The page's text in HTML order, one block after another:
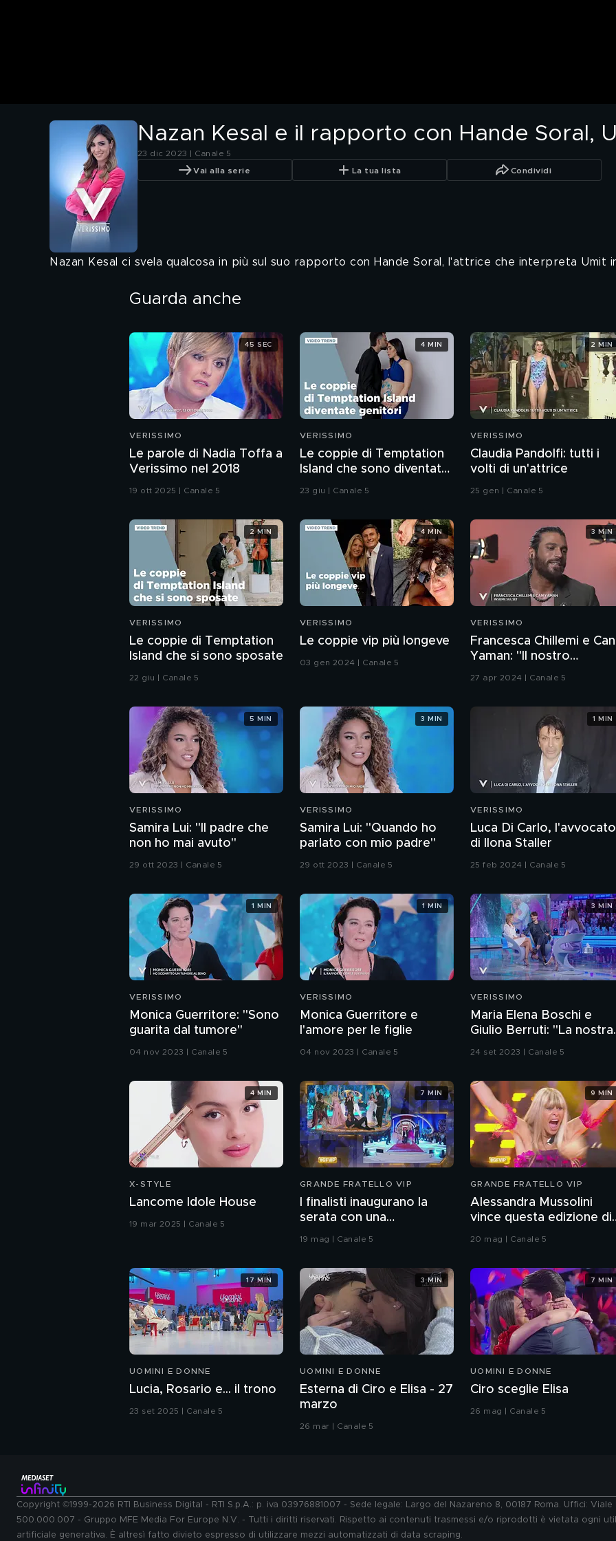
Nazan Kesal e il rapporto con Hande Soral,
23 dic 2023 | Canale 5
Vai alla serie La tua lista Condividi
Nazan Kesal ci svela qualcosa in più sul suo rapporto con Hande Soral, l'attrice che interpreta Umit
Guarda anche
VERISSIMO
Le parole di Nadia Toffa a
Verissimo nel 2018
19 ott 2025 | Canale 5
45 SEC
VERISSIMO
Le coppie di Temptation
Island che sono diventate
genitori
23 giu | Canale 5
4 MIN
VERISSIMO
Claudia Pandolfi: tutti i
volti di un'attrice
25 gen | Canale 5
2 MIN
VERISSIMO
Le coppie di Temptation
Island che si sono sposate
22 giu | Canale 5
2 MIN
VERISSIMO
Le coppie vip più longeve
03 gen 2024 | Canale 5
4 MIN
VERISSIMO
Francesca Chillemi e Can
Yaman: "Il nostro
rapporto sul set"
27 apr 2024 | Canale 5
3 MIN
VERISSIMO
Samira Lui: "Il padre che
non ho mai avuto"
29 ott 2023 | Canale 5
5 MIN
VERISSIMO
Samira Lui: "Quando ho
parlato con mio padre"
29 ott 2023 | Canale 5
3 MIN
VERISSIMO
Luca Di Carlo, l'avvocato
di Ilona Staller
25 feb 2024 | Canale 5
1 MIN
VERISSIMO
Monica Guerritore: "Sono
guarita dal tumore"
04 nov 2023 | Canale 5
1 MIN
VERISSIMO
Monica Guerritore e
l'amore per le figlie
04 nov 2023 | Canale 5
1 MIN
VERISSIMO
Maria Elena Boschi e
Giulio Berruti: "La nostra
storia d'amore"
24 set 2023 | Canale 5
3 MIN
X-STYLE
Lancome Idole House
19 mar 2025 | Canale 5
4 MIN
GRANDE FRATELLO VIP
I finalisti inaugurano la
serata con una
coreografia
19 mag | Canale 5
7 MIN
GRANDE FRATELLO VIP
Alessandra Mussolini
vince questa edizione di
Grande Fratello VIP
20 mag | Canale 5
9 MIN
UOMINI E DONNE
Lucia, Rosario e... il trono
23 set 2025 | Canale 5
17 MIN
UOMINI E DONNE
Esterna di Ciro e Elisa - 27
marzo
26 mar | Canale 5
3 MIN
UOMINI E DONNE
Ciro sceglie Elisa
26 mag | Canale 5
7 MIN
Copyright ©1999-2026 RTI Business Digital - RTI S.p.A.: p. iva 03976881007 - Sede legale: Largo del Nazareno 8, 00187 Roma. Uffici:
500.000.007 - Gruppo MFE Media For Europe N.V. - Tutti i diritti riservati. Rispetto ai contenuti trasmessi e/o riprodotti è vietata ogni
artificiale generativa. È altresì fatto divieto espresso di utilizzare mezzi automatizzati di data scraping.